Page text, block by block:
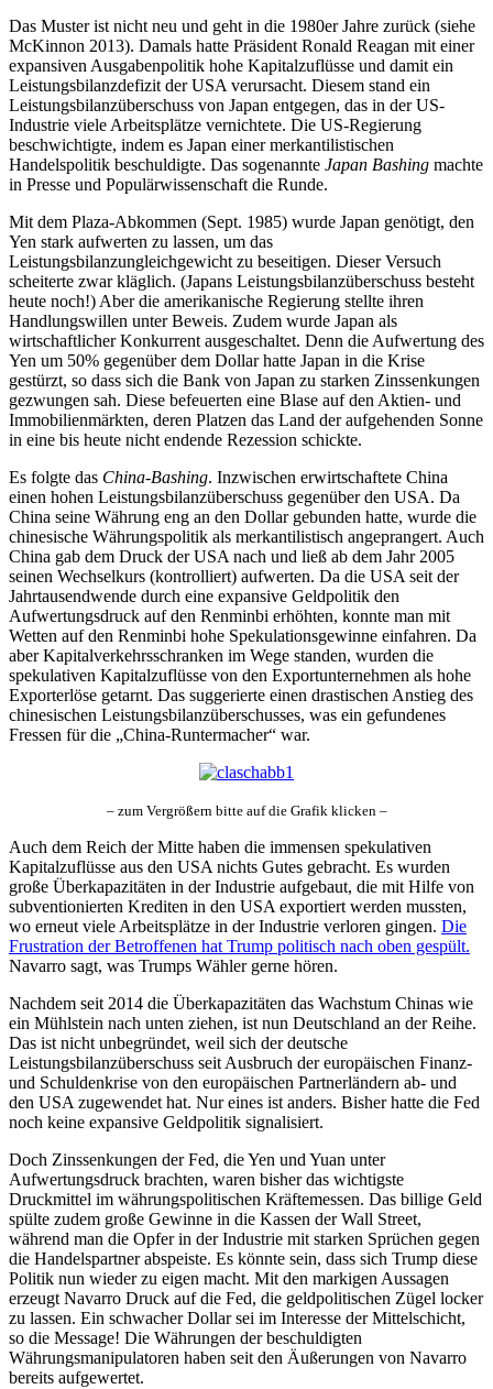
Das Muster ist nicht neu und geht in die 1980er Jahre zurück (siehe
McKinnon 2013). Damals hatte Präsident Ronald Reagan mit einer
expansiven Ausgabenpolitik hohe Kapitalzuflüsse und damit ein
Leistungsbilanzdefizit der USA verursacht. Diesem stand ein
Leistungsbilanzüberschuss von Japan entgegen, das in der US-
Industrie viele Arbeitsplätze vernichtete. Die US-Regierung
beschwichtigte, indem es Japan einer merkantilistischen
Handelspolitik beschuldigte. Das sogenannte Japan Bashing machte
in Presse und Populärwissenschaft die Runde.
Mit dem Plaza-Abkommen (Sept. 1985) wurde Japan genötigt, den
Yen stark aufwerten zu lassen, um das
Leistungsbilanzungleichgewicht zu beseitigen. Dieser Versuch
scheiterte zwar kläglich. (Japans Leistungsbilanzüberschuss besteht
heute noch!) Aber die amerikanische Regierung stellte ihren
Handlungswillen unter Beweis. Zudem wurde Japan als
wirtschaftlicher Konkurrent ausgeschaltet. Denn die Aufwertung des
Yen um 50% gegenüber dem Dollar hatte Japan in die Krise
gestürzt, so dass sich die Bank von Japan zu starken Zinssenkungen
gezwungen sah. Diese befeuerten eine Blase auf den Aktien- und
Immobilienmärkten, deren Platzen das Land der aufgehenden Sonne
in eine bis heute nicht endende Rezession schickte.
Es folgte das China-Bashing. Inzwischen erwirtschaftete China
einen hohen Leistungsbilanzüberschuss gegenüber den USA. Da
China seine Währung eng an den Dollar gebunden hatte, wurde die
chinesische Währungspolitik als merkantilistisch angeprangert. Auch
China gab dem Druck der USA nach und ließ ab dem Jahr 2005
seinen Wechselkurs (kontrolliert) aufwerten. Da die USA seit der
Jahrtausendwende durch eine expansive Geldpolitik den
Aufwertungsdruck auf den Renminbi erhöhten, konnte man mit
Wetten auf den Renminbi hohe Spekulationsgewinne einfahren. Da
aber Kapitalverkehrsschranken im Wege standen, wurden die
spekulativen Kapitalzuflüsse von den Exportunternehmen als hohe
Exporterlöse getarnt. Das suggerierte einen drastischen Anstieg des
chinesischen Leistungsbilanzüberschusses, was ein gefundenes
Fressen für die „China-Runtermacher“ war.
– zum Vergrößern bitte auf die Grafik klicken –
Auch dem Reich der Mitte haben die immensen spekulativen
Kapitalzuflüsse aus den USA nichts Gutes gebracht. Es wurden
große Überkapazitäten in der Industrie aufgebaut, die mit Hilfe von
subventionierten Krediten in den USA exportiert werden mussten,
wo erneut viele Arbeitsplätze in der Industrie verloren gingen. Die
Frustration der Betroffenen hat Trump politisch nach oben gespült.
Navarro sagt, was Trumps Wähler gerne hören.
Nachdem seit 2014 die Überkapazitäten das Wachstum Chinas wie
ein Mühlstein nach unten ziehen, ist nun Deutschland an der Reihe.
Das ist nicht unbegründet, weil sich der deutsche
Leistungsbilanzüberschuss seit Ausbruch der europäischen Finanz-
und Schuldenkrise von den europäischen Partnerländern ab- und
den USA zugewendet hat. Nur eines ist anders. Bisher hatte die Fed
noch keine expansive Geldpolitik signalisiert.
Doch Zinssenkungen der Fed, die Yen und Yuan unter
Aufwertungsdruck brachten, waren bisher das wichtigste
Druckmittel im währungspolitischen Kräftemessen. Das billige Geld
spülte zudem große Gewinne in die Kassen der Wall Street,
während man die Opfer in der Industrie mit starken Sprüchen gegen
die Handelspartner abspeiste. Es könnte sein, dass sich Trump diese
Politik nun wieder zu eigen macht. Mit den markigen Aussagen
erzeugt Navarro Druck auf die Fed, die geldpolitischen Zügel locker
zu lassen. Ein schwacher Dollar sei im Interesse der Mittelschicht,
so die Message! Die Währungen der beschuldigten
Währungsmanipulatoren haben seit den Äußerungen von Navarro
bereits aufgewertet.